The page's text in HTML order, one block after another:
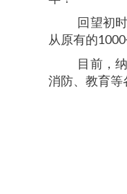
回望初
从原有的1000
目前，
消防、教育等